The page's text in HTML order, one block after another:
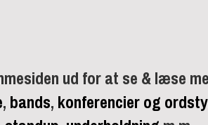
ud for at se & læse
, bands, konferencier og